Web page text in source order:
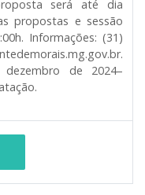
será até dia
propostas e sessão
Informações: (31)
de 2024–